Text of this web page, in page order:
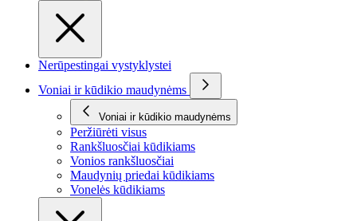
Nerūpestingai vystyklystei
Voniai ir kūdikio maudynėms
Voniai ir kūdikio maudynėms
Peržiūrėti visus
Rankšluosčiai kūdikiams
Vonios rankšluosčiai
Maudynių priedai kūdikiams
Vonelės kūdikiams